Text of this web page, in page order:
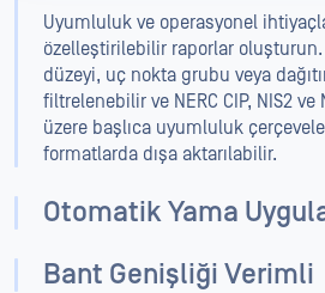
Uyumluluk ve operasyonel
özelleştirilebilir raporlar
düzeyi, uç nokta grubu veya
filtrelenebilir ve NERC CIP, NIS2 ve
üzere başlıca uyumluluk
formatlarda dışa aktarılabilir.
Otomatik Yama
Bant Genişliği Verimli